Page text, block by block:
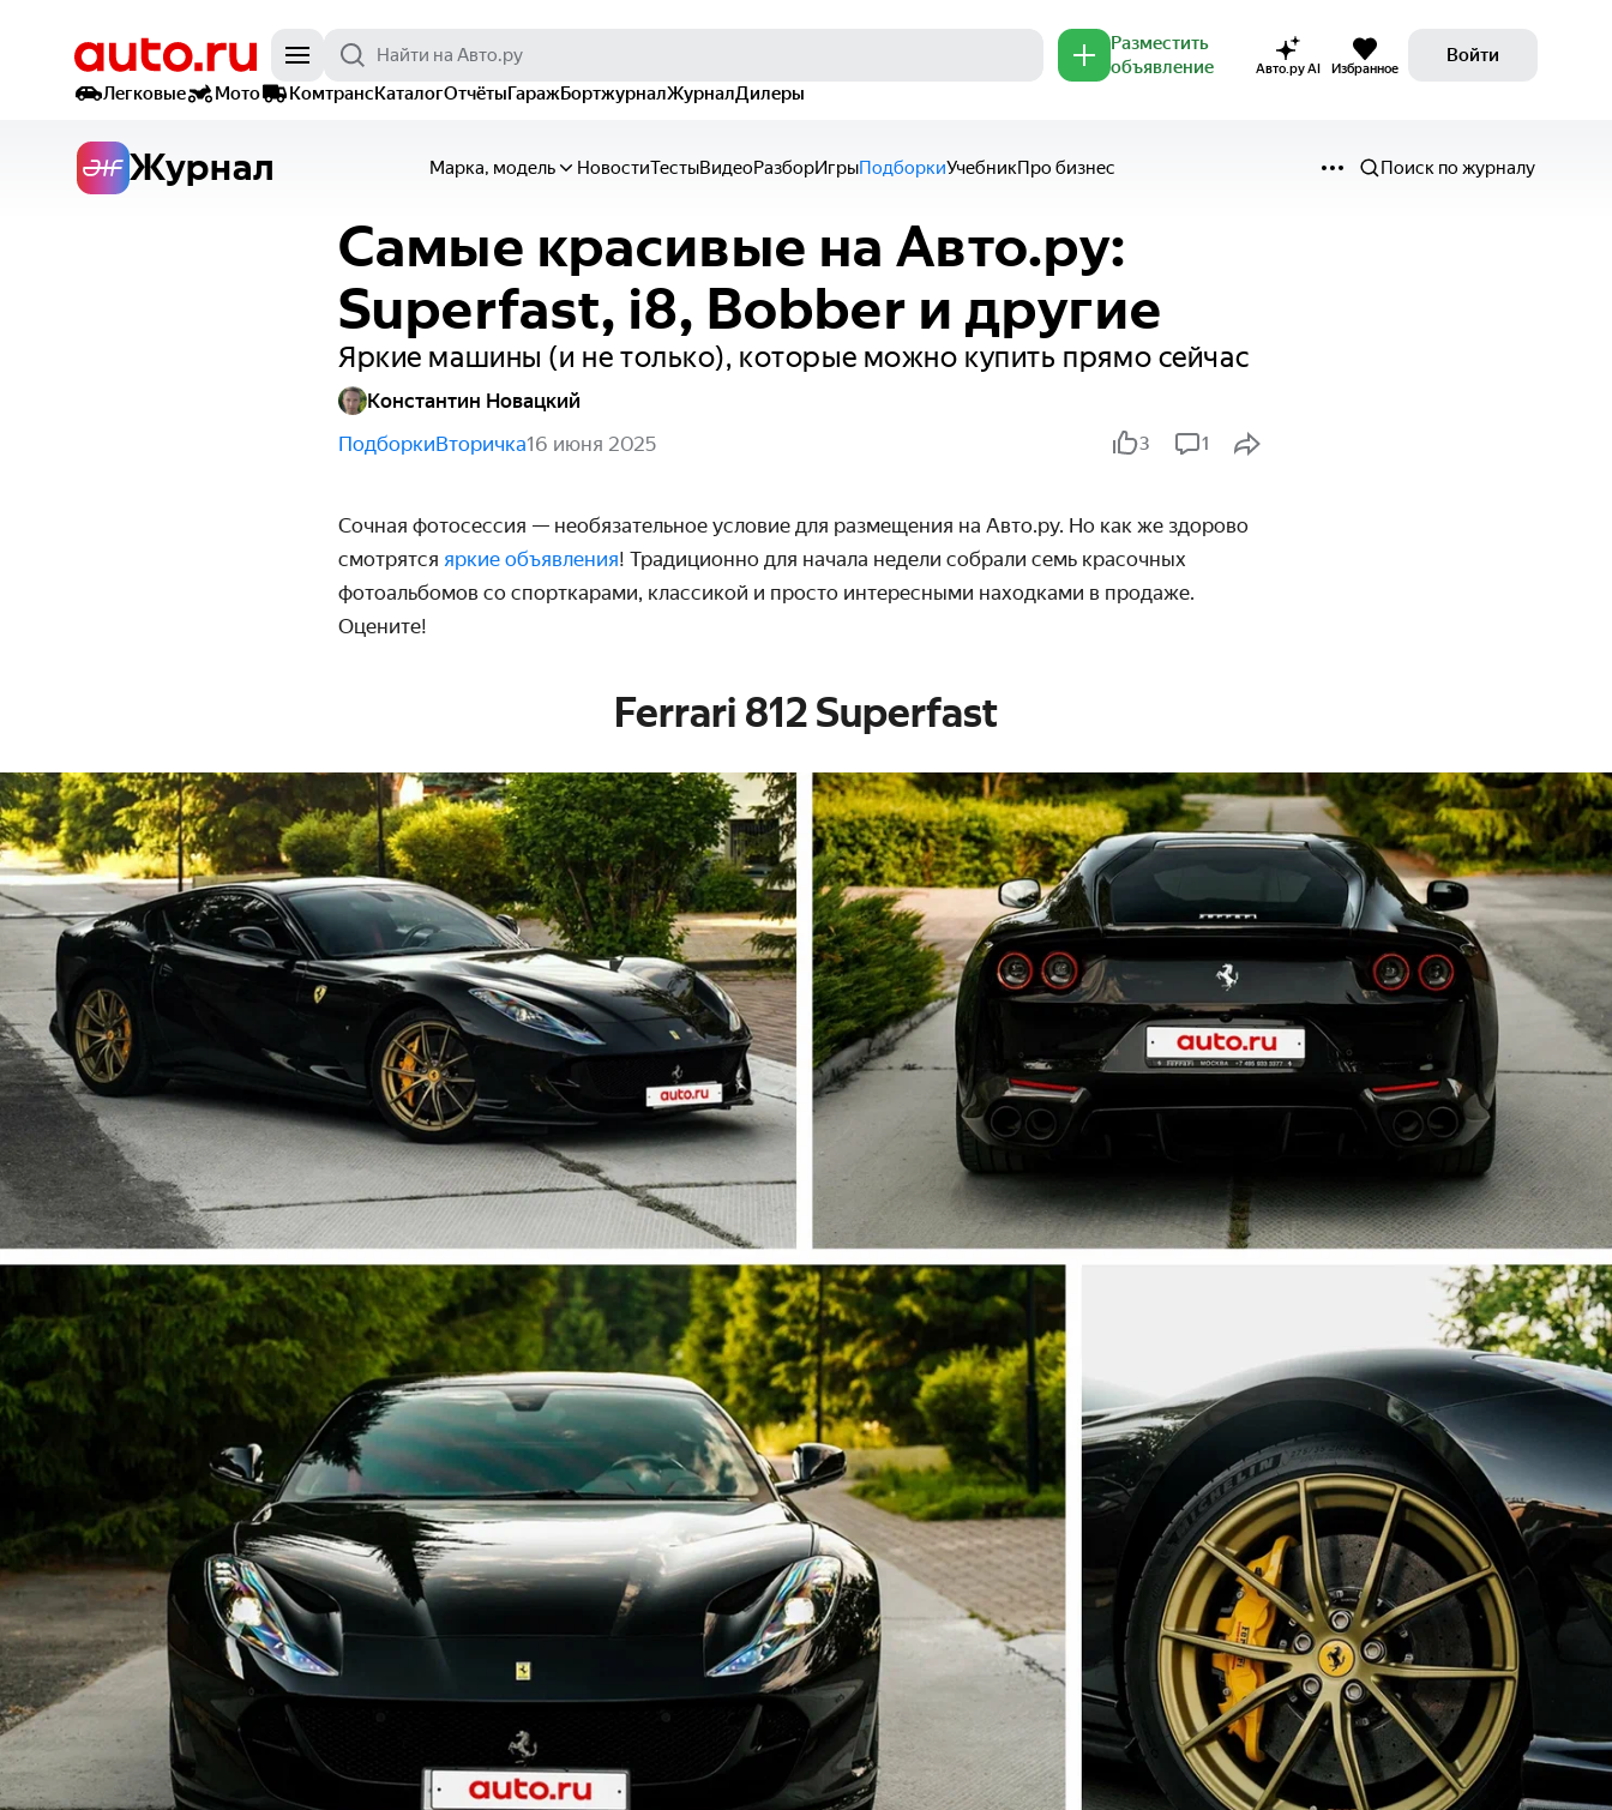
Разместить
объявление
Авто.ру AI Избранное
Войти
Легковые
Мото КомтрансКаталогОтчётыГаражБортжурналЖурналДилеры
Журнал Марка, модель НовостиТестыВидеоРазборИгрыПодборкиУчебникПро бизнес Поиск по журналу
Самые красивые на Авто.ру:
Superfast, i8, Bobber и другие
Яркие машины (и не только), которые можно купить прямо сейчас
Константин Новацкий
ПодборкиВторичка16 июня 2025 3 1
Сочная фотосессия — необязательное условие для размещения на Авто.ру. Но как же здорово
смотрятся яркие объявления! Традиционно для начала недели собрали семь красочных
фотоальбомов со спорткарами, классикой и просто интересными находками в продаже.
Оцените!
Ferrari 812 Superfast